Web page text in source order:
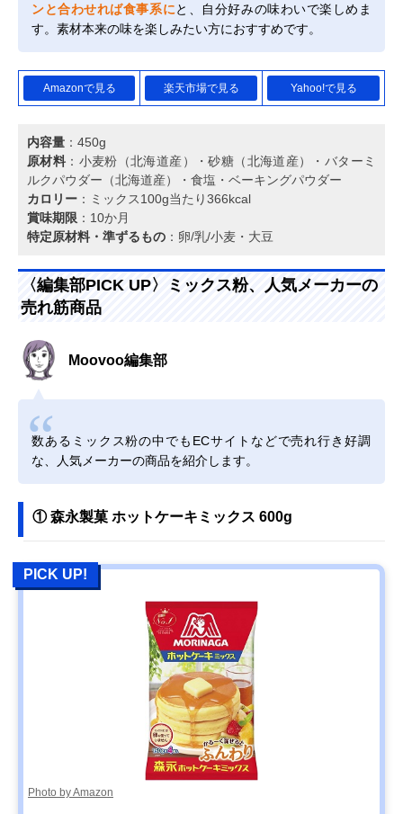
ンと合わせれば食事系にと、自分好みの味わいで楽しめま
す。素材本来の味を楽しみたい方におすすめです。
Amazonで見る 楽天市場で見る Yahoo!で見る
内容量 ：450g
原材料 ：小麦粉（北海道産）・砂糖（北海道産）・バターミ
ルクパウダー（北海道産）・食塩・ベーキングパウダー
カロリー ：ミックス100g当たり366kcal
賞味期限 ：10か月
特定原材料・準ずるもの ：卵/乳/小麦・大豆
〈編集部PICK UP〉ミックス粉、人気メーカーの
売れ筋商品
Moovoo編集部
数あるミックス粉の中でもECサイトなどで売れ行き好調
な、人気メーカーの商品を紹介します。
① 森永製菓 ホットケーキミックス 600g
PICK UP!
Photo by Amazon